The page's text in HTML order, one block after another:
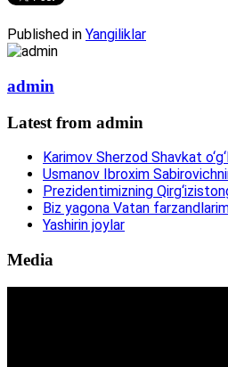
Published in Yangiliklar
admin
Latest from admin
Karimov Sherzod Shavkat
Usmanov Ibroxim
Prezidentimizning
Biz yagona Vatan
Yashirin joylar
Media